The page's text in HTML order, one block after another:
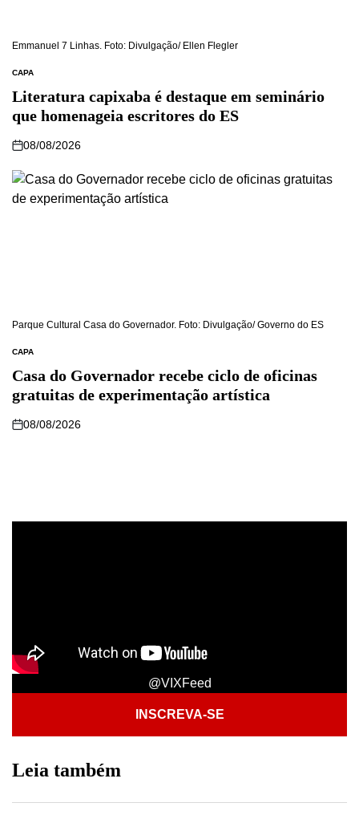
Emmanuel 7 Linhas. Foto: Divulgação/ Ellen Flegler
CAPA
Literatura capixaba é destaque em seminário
que homenageia escritores do ES
08/08/2026
Parque Cultural Casa do Governador. Foto: Divulgação/ Governo do ES
CAPA
Casa do Governador recebe ciclo de oficinas
gratuitas de experimentação artística
08/08/2026
@VIXFeed
INSCREVA-SE
Leia também